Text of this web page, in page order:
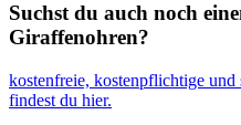
Suchst du auch noch
Giraffenohren?
kostenfreie, kostenpflichtige und
findest du hier.